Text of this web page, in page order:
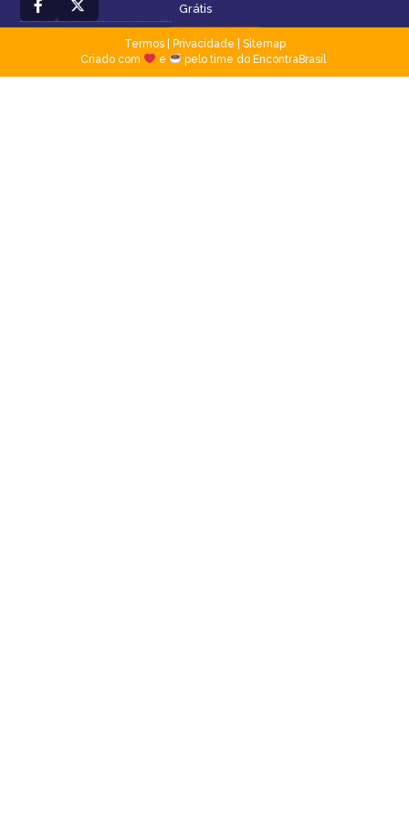
Grátis
Termos| Privacidade
Sitemap
Criado com
e pelo time do EncontraBrasil